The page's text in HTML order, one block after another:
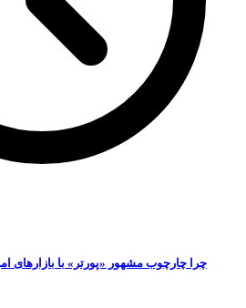
چرا چارچوب مشهور «پورتر» با بازارهای